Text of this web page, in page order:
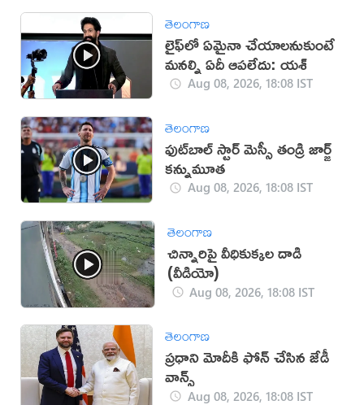
తెలంగాణ
లైఫ్‌లో ఏమైనా చేయాలనుకుంటే
మనల్ని ఏదీ ఆపలేదు: యశ్
Aug 08, 2026, 18:08 IST
తెలంగాణ
ఫుట్‌బాల్ స్టార్ మెస్సీ తండ్రి జార్జ్
కన్నుమూత
Aug 08, 2026, 18:08 IST
తెలంగాణ
చిన్నారిపై వీధికుక్కల దాడి
(వీడియో)
Aug 08, 2026, 18:08 IST
తెలంగాణ
ప్రధాని మోదీకి ఫోన్ చేసిన జేడీ
వాన్స్
Aug 08, 2026, 18:08 IST